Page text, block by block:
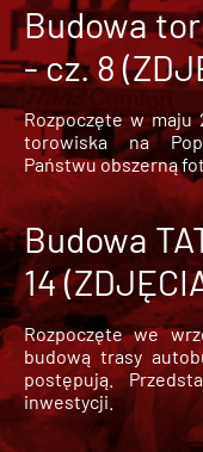
Budowa
- cz. 8
Rozpoczęte w maju
torowiska na
Państwu obszerną
Budowa
14
Rozpoczęte we
budową trasy
postępują.
inwestycji.